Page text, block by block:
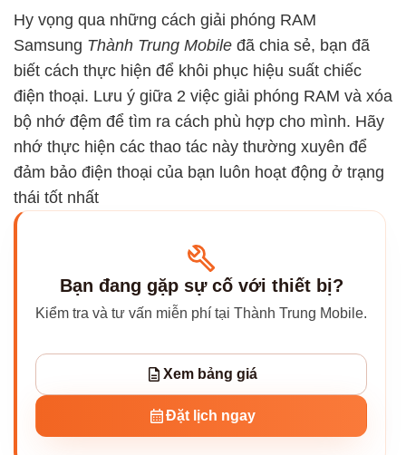
Hy vọng qua những cách giải phóng RAM
Samsung Thành Trung Mobile đã chia sẻ, bạn đã
biết cách thực hiện để khôi phục hiệu suất chiếc
điện thoại. Lưu ý giữa 2 việc giải phóng RAM và xóa
bộ nhớ đệm để tìm ra cách phù hợp cho mình. Hãy
nhớ thực hiện các thao tác này thường xuyên để
đảm bảo điện thoại của bạn luôn hoạt động ở trạng
thái tốt nhất
Bạn đang gặp sự cố với thiết bị?
Kiểm tra và tư vấn miễn phí tại Thành Trung Mobile.
Xem bảng giá
Đặt lịch ngay